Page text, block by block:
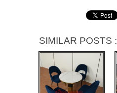
SIMILAR POSTS :